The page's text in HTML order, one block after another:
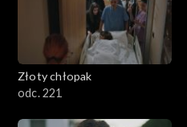
Złoty chłopak
odc. 221